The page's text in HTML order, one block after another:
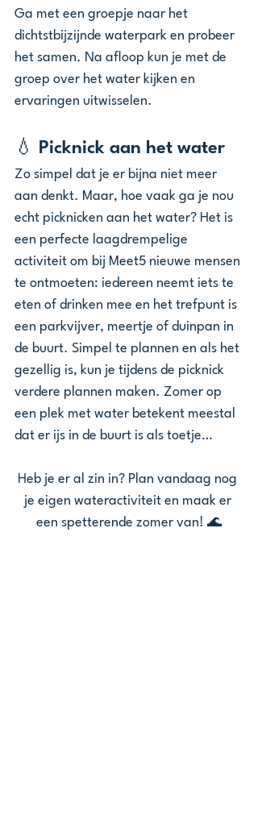
Ga met een groepje naar het
dichtstbijzijnde waterpark en probeer
het samen. Na afloop kun je met de
groep over het water kijken en
ervaringen uitwisselen.
💧 Picknick aan het water
Zo simpel dat je er bijna niet meer
aan denkt. Maar, hoe vaak ga je nou
echt picknicken aan het water? Het is
een perfecte laagdrempelige
activiteit om bij Meet5 nieuwe mensen
te ontmoeten: iedereen neemt iets te
eten of drinken mee en het trefpunt is
een parkvijver, meertje of duinpan in
de buurt. Simpel te plannen en als het
gezellig is, kun je tijdens de picknick
verdere plannen maken. Zomer op
een plek met water betekent meestal
dat er ijs in de buurt is als toetje…
Heb je er al zin in? Plan vandaag nog
je eigen wateractiviteit en maak er
een spetterende zomer van! 🌊